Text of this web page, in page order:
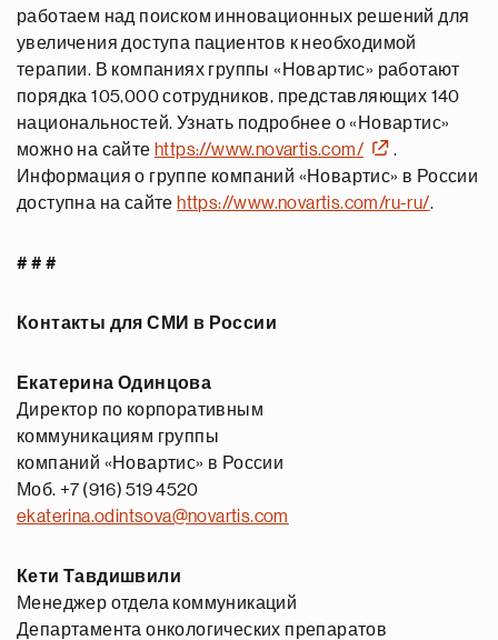
работаем над поиском инновационных решений для
увеличения доступа пациентов к необходимой
терапии. В компаниях группы «Новартис» работают
порядка 105,000 сотрудников, представляющих 140
национальностей. Узнать подробнее о «Новартис»
можно на сайте https://www.novartis.com/
.
Информация о группе компаний «Новартис» в России
доступна на сайте https://www.novartis.com/ru-ru/.
# # #
Контакты для СМИ в России
Екатерина Одинцова
Директор по корпоративным
коммуникациям группы
компаний «Новартис» в России
Моб. +7 (916) 519 4520
ekaterina.odintsova@novartis.com
Кети Тавдишвили
Менеджер отдела коммуникаций
Департамента онкологических препаратов